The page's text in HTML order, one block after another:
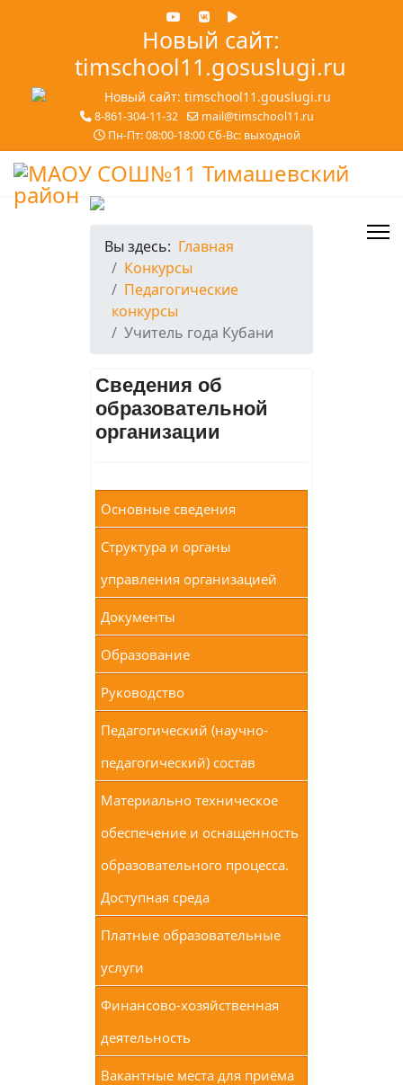
Новый сайт:
timschool11.gosuslugi.ru
8-861-304-11-32
mail@timschool11.ru
Пн-Пт: 08:00-18:00 Сб-Вс: выходной
Вы здесь: Главная
Конкурсы
Педагогические
конкурсы
Учитель года Кубани
Сведения об
образовательной
организации
Основные сведения
Структура и органы
управления организацией
Документы
Образование
Руководство
Педагогический (научно-
педагогический) состав
Материально техническое
обеспечение и оснащенность
образовательного процесса.
Доступная среда
Платные образовательные
услуги
Финансово-хозяйственная
деятельность
Вакантные места для приёма